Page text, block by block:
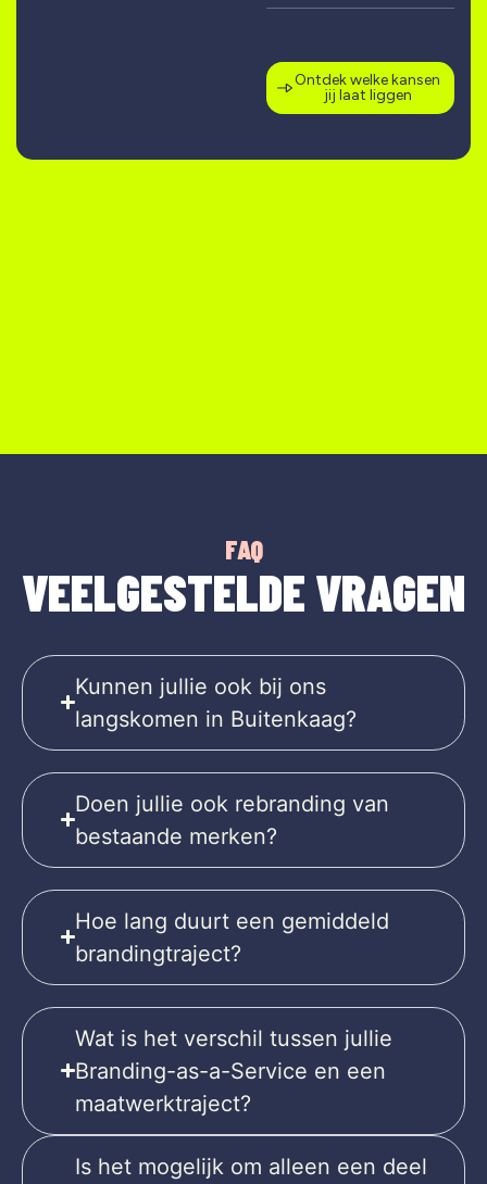
Ontdek welke kansen
jij laat liggen
FAQ
VEELGESTELDE VRAGEN
Kunnen jullie ook bij ons
langskomen in Buitenkaag?
Doen jullie ook rebranding van
bestaande merken?
Hoe lang duurt een gemiddeld
brandingtraject?
Wat is het verschil tussen jullie
Branding-as-a-Service en een
maatwerktraject?
Is het mogelijk om alleen een deel